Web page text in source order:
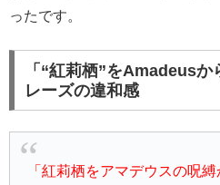
ったです。
「“紅莉栖”をAmadeus
レーズの違和感
「紅莉栖をアマデウスの呪